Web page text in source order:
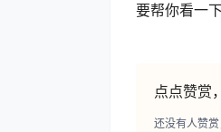
要帮你看一下
点点赞赏
还没有人赞赏